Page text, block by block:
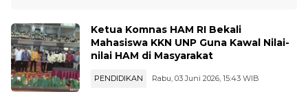
Ketua Komnas HAM RI Bekali
Mahasiswa KKN UNP Guna Kawal Nilai-
nilai HAM di Masyarakat
PENDIDIKAN Rabu, 03 Juni 2026, 15:43 WIB